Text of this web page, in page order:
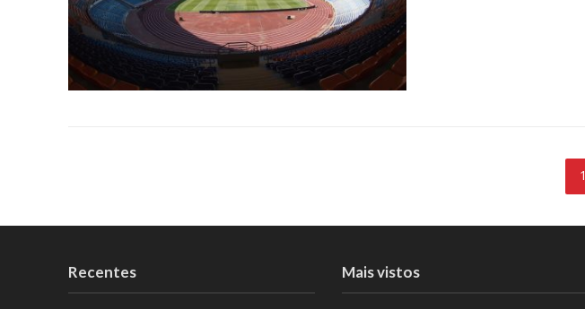
1
Recentes Mais vistos